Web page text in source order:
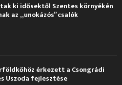
ki idősektől Szentes környékén
az „unokázós” csalók
érkezett a Csongrádi
Uszoda fejlesztése